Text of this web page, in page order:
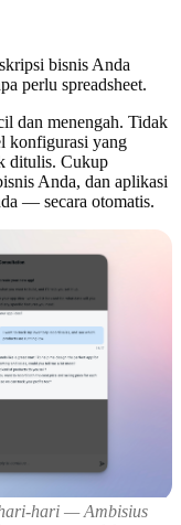
bisnis Anda
perlu spreadsheet.
dan menengah. Tidak
konfigurasi yang
ditulis. Cukup
Anda, dan aplikasi
— secara otomatis.
hari — Ambisius